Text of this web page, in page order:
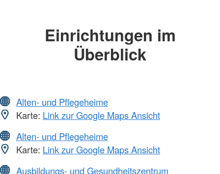
Einrichtungen im
Überblick
Alten- und Pflegeheime
Karte: Link zur Google Maps Ansicht
Alten- und Pflegeheime
Karte: Link zur Google Maps Ansicht
Ausbildungs- und Gesundheitszentrum